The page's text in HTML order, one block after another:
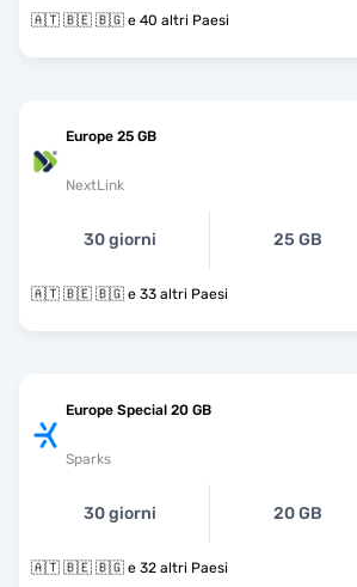
🇦🇹 🇧🇪 🇧🇬 e 40 altri Paesi
Europe 25 GB
NextLink
30 giorni 25 GB
🇦🇹 🇧🇪 🇧🇬 e 33 altri Paesi
Europe Special 20 GB
Sparks
30 giorni 20 GB
🇦🇹 🇧🇪 🇧🇬 e 32 altri Paesi